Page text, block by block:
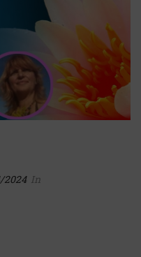
2024 In